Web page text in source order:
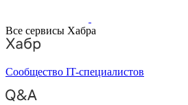
Все сервисы Хабра
Сообщество IT-специалистов